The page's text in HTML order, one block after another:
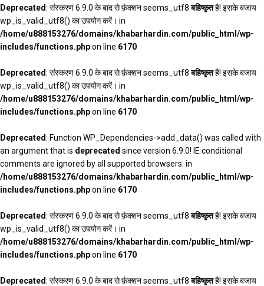
Deprecated: संस्करण 6.9.0 के बाद से फ़ंक्शन seems_utf8बहिष्कृतहै! इसके बजाय
wp_is_valid_utf8() का उपयोग करें। in
/home/u888153276/domains/khabarhardin.com/public_html/wp-
includes/functions.phpon line 6170
Deprecated: संस्करण 6.9.0 के बाद से फ़ंक्शन seems_utf8बहिष्कृतहै! इसके बजाय
wp_is_valid_utf8() का उपयोग करें। in
/home/u888153276/domains/khabarhardin.com/public_html/wp-
includes/functions.phpon line 6170
Deprecated: Function WP_Dependencies->add_data() was called with
an argument that is deprecated since version 6.9.0! IE conditional
comments are ignored by all supported browsers. in
/home/u888153276/domains/khabarhardin.com/public_html/wp-
includes/functions.phpon line 6170
Deprecated: संस्करण 6.9.0 के बाद से फ़ंक्शन seems_utf8बहिष्कृतहै! इसके बजाय
wp_is_valid_utf8() का उपयोग करें। in
/home/u888153276/domains/khabarhardin.com/public_html/wp-
includes/functions.phpon line 6170
Deprecated: संस्करण 6.9.0 के बाद से फ़ंक्शन seems_utf8बहिष्कृतहै! इसके बजाय